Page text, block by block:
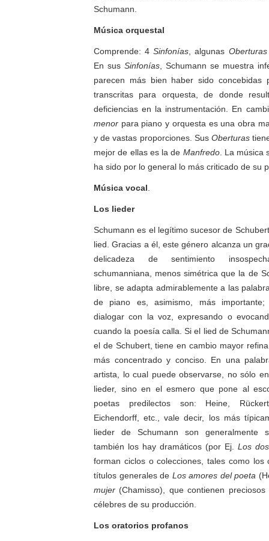
Schumann.
Música orquestal
Comprende: 4Sinfonías , algunas Oberturas
En sus Sinfonías , Schumann se muestra
parecen más bien haber sido
transcritas para orquesta, de donde
deficiencias en la instrumentación. En
menor para piano y orquesta es una obra
y de vastas proporciones. SusOberturas
mejor de ellas es la de Manfredo. La música
ha sido por lo general lo más criticado de su
Música vocal
Los lieder
Schumann es el legítimo sucesor de
lied. Gracias a él, este género alcanza un
delicadeza de sentimiento
schumanniana, menos simétrica que la de
libre, se adapta admirablemente a las
de piano es, asimismo, más
dialogar con la voz, expresando o
cuando la poesía calla. Si el lied de
el de Schubert, tiene en cambio mayor
más concentrado y conciso. En una
artista, lo cual puede observarse, no sólo
lieder, sino en el esmero que pone al
poetas predilectos son: Heine,
Eichendorff, etc., vale decir, los más
lieder de Schumann son generalmente
también los hay dramáticos (por Ej. Los
forman ciclos o colecciones, tales como los
títulos generales de Los amores del poeta
mujer (Chamisso), que contienen
célebres de su producción.
Los oratorios profanos